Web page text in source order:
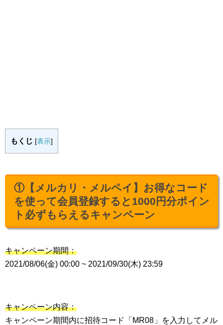
もくじ [表示]
①【メルカリ・メルペイ】お得なコード
を使って会員登録すると1000円分ポイン
ト必ずもらえるキャンペーン
キャンペーン期間：
2021/08/06(金) 00:00 ~ 2021/09/30(木) 23:59
キャンペーン内容：
キャンペーン期間内に招待コード「MR08」を入力してメル